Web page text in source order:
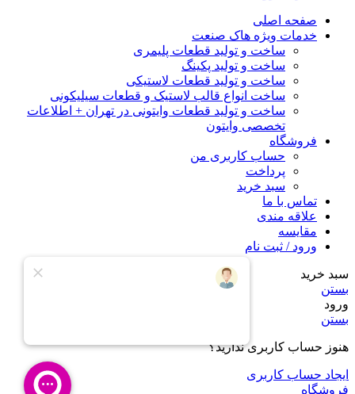
صفحه اصلی
خدمات ویژه هاک صنعت
ساخت و تولید قطعات پلیمری
ساخت و تولید پکینگ
ساخت و تولید قطعات لاستیکی
ساخت انواع قالب لاستیک و قطعات سیلیکونی
ساخت و تولید قطعات وایتونی در تهران + اطلاعات
تخصصی وایتون
فروشگاه
حساب کاربری من
پرداخت
سبد خرید
تماس با ما
علاقه مندی
مقایسه
ورود / ثبت نام
سبد خرید
بستن
ورود
بستن
هنوز حساب کاربری ندارید؟
ایجاد حساب کاربری
فروشگاه